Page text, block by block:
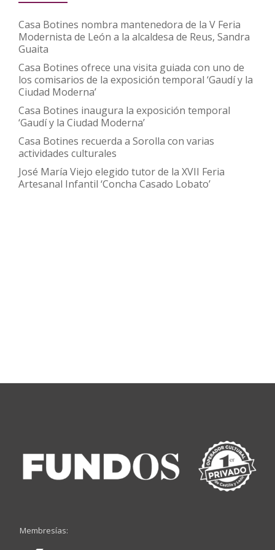
Casa Botines nombra mantenedora de la V Feria
Modernista de León a la alcaldesa de Reus, Sandra
Guaita
Casa Botines ofrece una visita guiada con uno de
los comisarios de la exposición temporal ‘Gaudí y la
Ciudad Moderna’
Casa Botines inaugura la exposición temporal
‘Gaudí y la Ciudad Moderna’
Casa Botines recuerda a Sorolla con varias
actividades culturales
José María Viejo elegido tutor de la XVII Feria
Artesanal Infantil ‘Concha Casado Lobato’
Membresías: